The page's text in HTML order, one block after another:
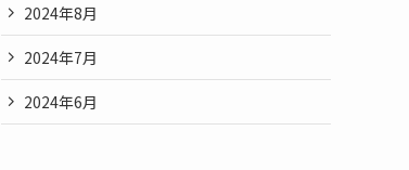
2024年8月
2024年7月
2024年6月